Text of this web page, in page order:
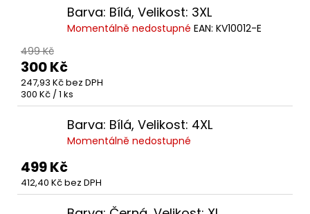
Barva: Bílá, Velikost: 3XL
Momentálně nedostupné EAN: KV10012-E
499 Kč
300 Kč
247,93 Kč bez DPH
Měrná
cena:
300 Kč / 1 ks
Barva: Bílá, Velikost: 4XL
Momentálně nedostupné
499 Kč
412,40 Kč bez DPH